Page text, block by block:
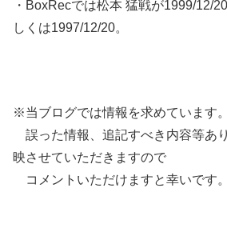
・BoxRecでは松本 猛戦が1999/12/
しくは1997/12/20。
※当ブログでは情報を求めています。
誤った情報、追記すべき内容等あ
映させていただきますので
コメントいただけますと幸いです。